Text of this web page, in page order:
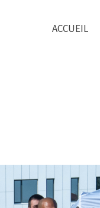
ACCUEIL